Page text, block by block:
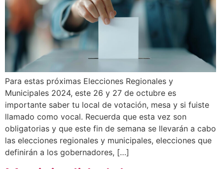
Para estas próximas Elecciones Regionales y
Municipales 2024, este 26 y 27 de octubre es
importante saber tu local de votación, mesa y si fuiste
llamado como vocal. Recuerda que esta vez son
obligatorias y que este fin de semana se llevarán a cabo
las elecciones regionales y municipales, elecciones que
definirán a los gobernadores, […]